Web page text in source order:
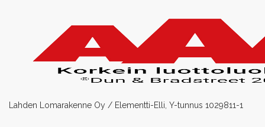
Lahden Lomarakenne Oy / Elementti-Elli, Y-tunnus 1029811-1